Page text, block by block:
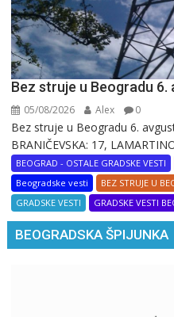
Bez struje u Beogradu 6.
05/08/2026 Alex 0
Bez struje u Beogradu 6.
BRANIČEVSKA: 17,
BEOGRAD - OSTALE GRADSKE VESTI
Beogradske vesti
BEZ STRUJE U
GRADSKE VESTI
GRADSKE VESTI
BEOGRADSKA ŠPIJUNKA